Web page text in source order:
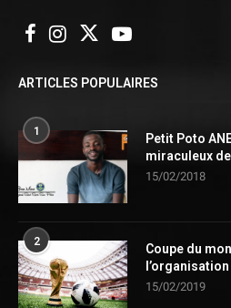
ARTICLES POPULAIRES
1
Petit Poto
miraculeux
15/02/2018
2
Coupe du
15/02/2019